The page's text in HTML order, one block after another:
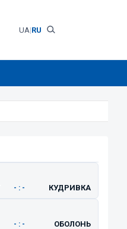
UA|RU
- : - КУДРИВКА
- : - ОБОЛОНЬ